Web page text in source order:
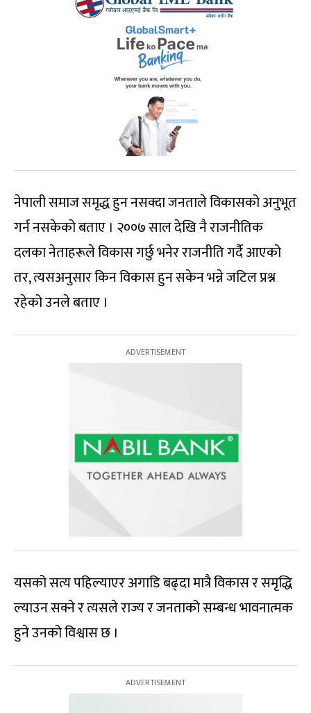
नेपाली समाज समृद्ध हुन नसक्दा जनताले विकासको अनुभूत
गर्न नसकेको बताए । २००७ साल देखि नै राजनीतिक
दलका नेताहरूले विकास गर्छु भनेर राजनीति गर्दै आएको
तर, त्यसअनुसार किन विकास हुन सकेन भन्ने जटिल प्रश्न
रहेको उनले बताए ।
यसको सत्य पहिल्याएर अगाडि बढ्दा मात्रै विकास र समृद्धि
ल्याउन सक्ने र त्यसले राज्य र जनताको सम्बन्ध भावनात्मक
हुने उनको विश्वास छ ।